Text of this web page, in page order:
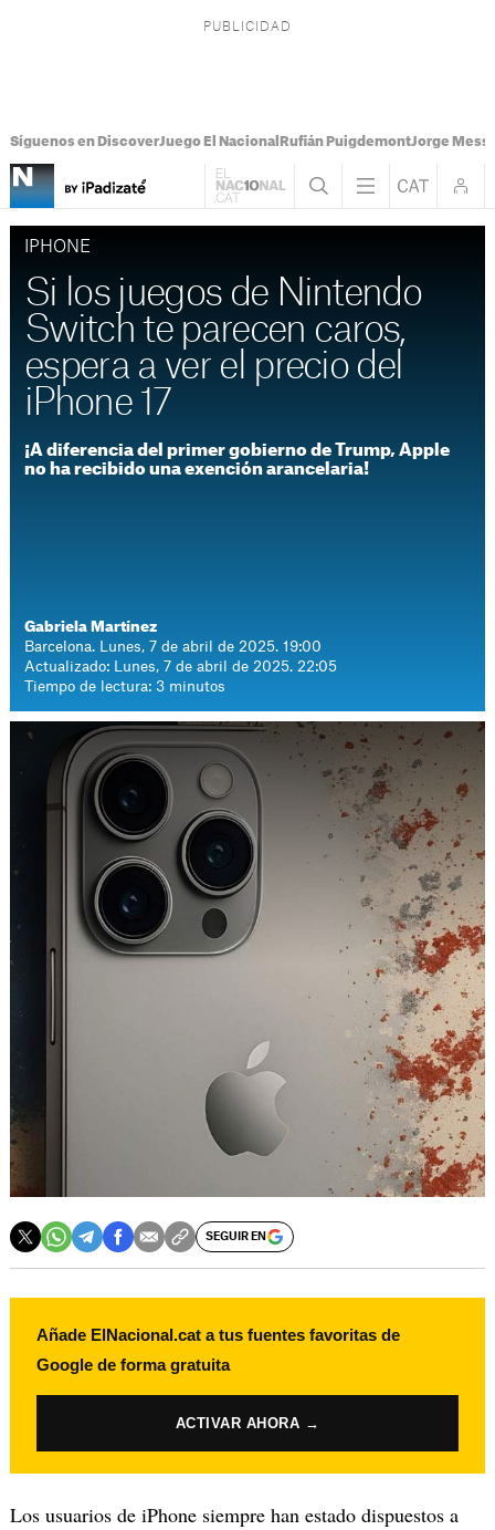
Síguenos en DiscoverJuego El Nacional Rufián PuigdemontJorge Messi
IPHONE
Si los juegos de Nintendo
Switch te parecen caros,
espera a ver el precio del
iPhone 17
¡A diferencia del primer gobierno de Trump, Apple
no ha recibido una exención arancelaria!
Gabriela Martínez
Barcelona. Lunes, 7 de abril de 2025. 19:00
Actualizado: Lunes, 7 de abril de 2025. 22:05
Tiempo de lectura: 3 minutos
SEGUIR EN
Añade ElNacional.cat a tus fuentes favoritas de
Google de forma gratuita
ACTIVAR AHORA →
Los usuarios de iPhone siempre han estado dispuestos a